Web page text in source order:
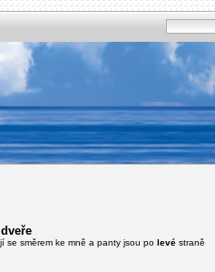
se směrem ke mně a panty jsou po levé straně